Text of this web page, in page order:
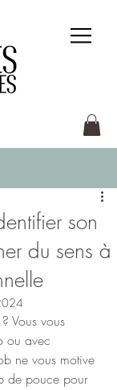
son
du sens à
Vous vous
ou avec
ne vous motive
de pouce pour